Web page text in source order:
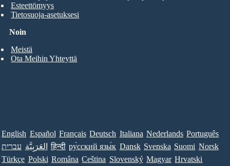
Noin
Meistä
Ota Meihin Yhteyttä
Esteettömyys
Tietosuoja-asetuksesi
English Español Français Deutsch Italiana Nederlands Português
עברית العَرَبِيَّة हिन्दी ру́сский язы́к Dansk Svenska Suomi Norsk
Türkçe Polski Româna Ceština Slovenský Magyar Hrvatski